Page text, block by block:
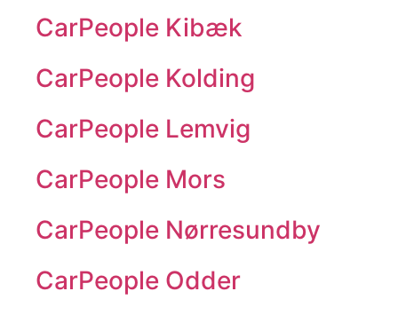
CarPeople Kibæk
CarPeople Kolding
CarPeople Lemvig
CarPeople Mors
CarPeople Nørresundby
CarPeople Odder